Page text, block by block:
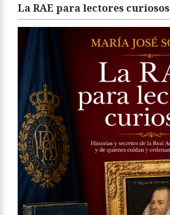
La RAE para lectores curiosos